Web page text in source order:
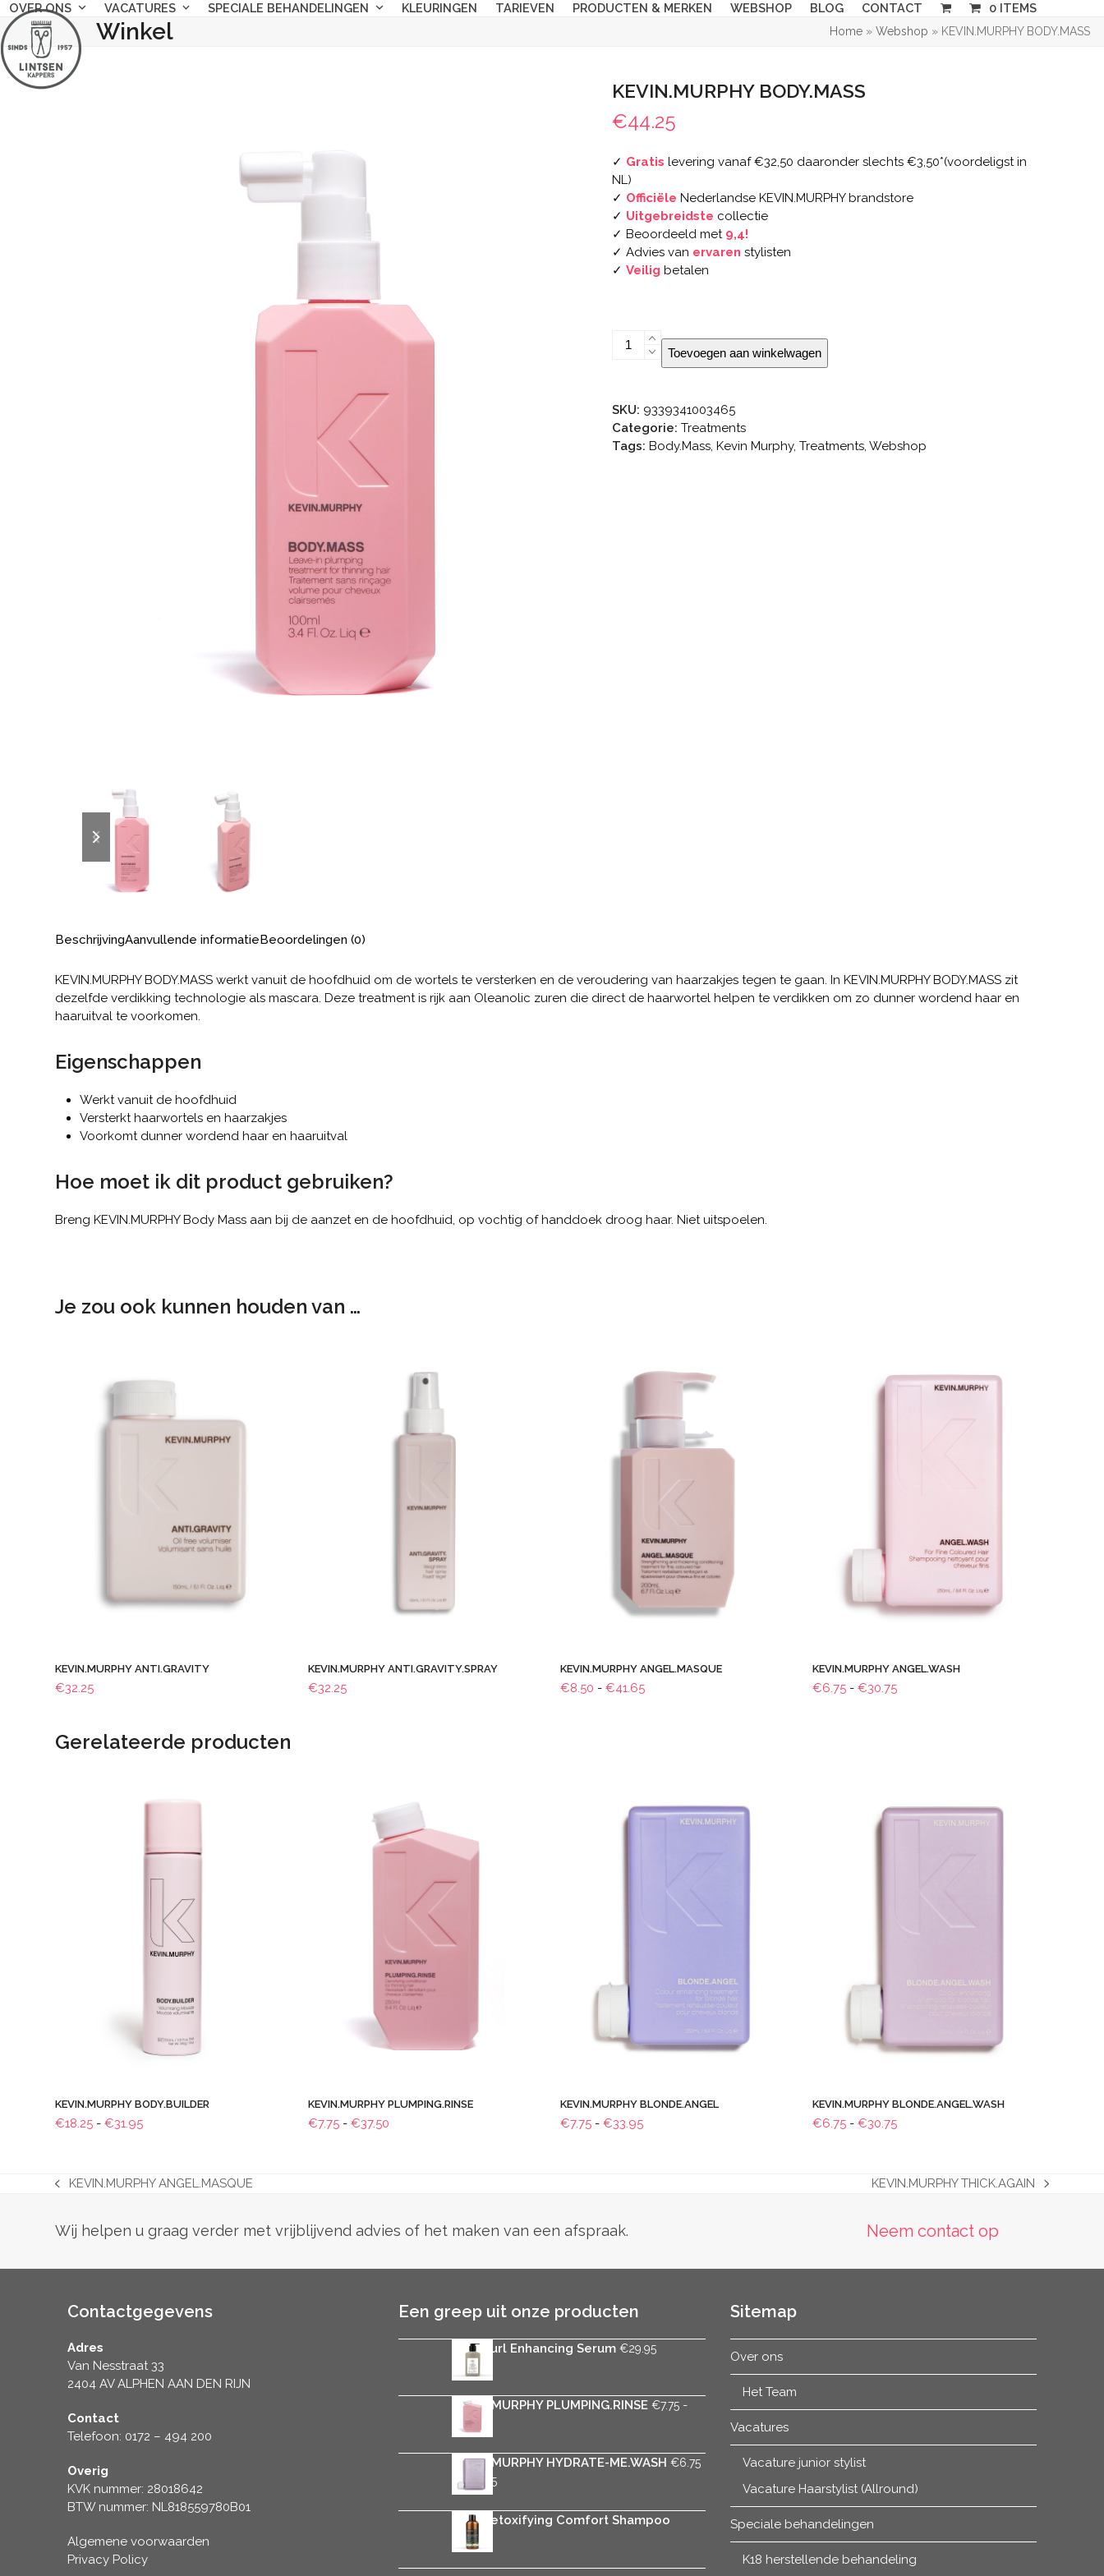
Skip
to
content
OVER ONS VACATURES SPECIALE BEHANDELINGEN KLEURINGEN TARIEVEN PRODUCTEN & MERKEN WEBSHOP BLOG CONTACT 0 ITEMS
Winkel Home» Webshop » KEVIN.MURPHY BODY.MASS
previous
slide
next
slide
KEVIN.MURPHY BODY.MASS
€44.25
✓ Gratis levering vanaf €32,50 daaronder slechts €3,50*(voordeligst in
NL)
✓ Officiële Nederlandse KEVIN.MURPHY brandstore
✓ Uitgebreidste collectie
✓ Beoordeeld met 9,4!
✓ Advies van ervaren stylisten
✓ Veilig betalen
KEVIN.MURPHY
BODY.MASSToevoegen aan winkelwagen
SKU: 9339341003465
Categorie: Treatments
Tags: Body.Mass, Kevin Murphy, Treatments, Webshop
BeschrijvingAanvullende informatieBeoordelingen (0)
KEVIN.MURPHY BODY.MASS werkt vanuit de hoofdhuid om de wortels te versterken en de veroudering van haarzakjes tegen te gaan. In KEVIN.MURPHY BODY.MASS zit
dezelfde verdikking technologie als mascara. Deze treatment is rijk aan Oleanolic zuren die direct de haarwortel helpen te verdikken om zo dunner wordend haar en
haaruitval te voorkomen.
Eigenschappen
Werkt vanuit de hoofdhuid
Versterkt haarwortels en haarzakjes
Voorkomt dunner wordend haar en haaruitval
Hoe moet ik dit product gebruiken?
Breng KEVIN.MURPHY Body Mass aan bij de aanzet en de hoofdhuid, op vochtig of handdoek droog haar. Niet uitspoelen.
Je zou ook kunnen houden van …
KEVIN.MURPHY ANTI.GRAVITY
€32.25
KEVIN.MURPHY ANTI.GRAVITY.SPRAY
€32.25
KEVIN.MURPHY ANGEL.MASQUE
€8.50 - €41.65Prijsklasse:
KEVIN.MURPHY ANGEL.WASH
€6.75 - €30.75Prijsklasse:
Gerelateerde producten
KEVIN.MURPHY BODY.BUILDER
€18.25 - €31.95Prijsklasse:
KEVIN.MURPHY PLUMPING.RINSE
€7.75 - €37.50Prijsklasse:
KEVIN.MURPHY BLONDE.ANGEL
€7.75 - €33.95Prijsklasse:
KEVIN.MURPHY BLONDE.ANGEL.WASH
€6.75 - €30.75Prijsklasse:
previous
KEVIN.MURPHY ANGEL.MASQUE
next
KEVIN.MURPHY THICK.AGAIN
Wij helpen u graag verder met vrijblijvend advies of het maken van een afspraak. Neem contact op
Contactgegevens
Adres
Van Nesstraat 33
2404 AV ALPHEN AAN DEN RIJN
Contact
Telefoon: 0172 – 494 200
Overig
KVK nummer: 28018642
BTW nummer: NL818559780B01
Algemene voorwaarden
Privacy Policy
Een greep uit onze producten
Rica Curl Enhancing Serum €29.95
KEVIN.MURPHY PLUMPING.RINSE €7.75 -
37.50
€7.75
tot
€37.50
KEVIN.MURPHY HYDRATE-ME.WASH €6.75
€ 30.75Prijsklasse:
tot
Rica Detoxifying Comfort Shampoo
25.95
Sitemap
Over ons
Het Team
Vacatures
Vacature junior stylist
Vacature Haarstylist (Allround)
Speciale behandelingen
K18 herstellende behandeling